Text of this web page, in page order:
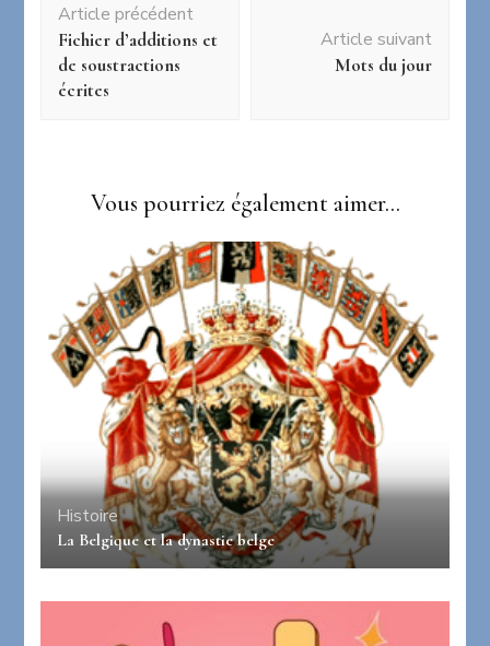
d'article
Article précédent
Fichier d’additions et
de soustractions
écrites
Article suivant
Mots du jour
Vous pourriez également aimer...
Histoire
La Belgique et la dynastie belge